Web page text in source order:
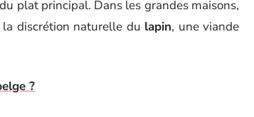
plat principal. Dans les grandes maisons,
discrétion naturelle du lapin, une viande
?